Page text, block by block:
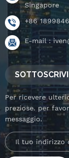
Singapore
+86
E-mail :
SOTTOSCRIVI
Per ricevere
preziose. per
messaggio.